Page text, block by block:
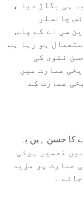
ہی بگاڑ دیا ،
چانسلر
سی اے کے پاس
ہو رہا ہے
نقوی کی
عمارت میں
عمارت کے
کا حسن ہیں یہ
عمارت ملکہ وکٹوریہ کے کہنے پر 1864ء میں تعمیر ہوئی
عمارت پر مزید
۔